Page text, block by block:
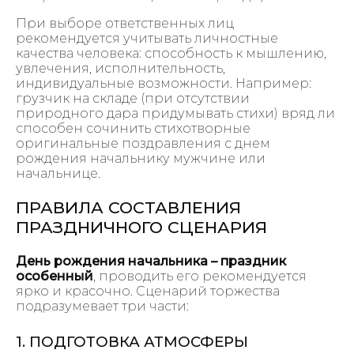
При выборе ответственных лиц
рекомендуется учитывать личностные
качества человека: способность к мышлению,
увлечения, исполнительность,
индивидуальные возможности. Например:
грузчик на складе (при отсутствии
природного дара придумывать стихи) вряд ли
способен сочинить стихотворные
оригинальные поздравления с днем
рождения начальнику мужчине или
начальнице.
ПРАВИЛА СОСТАВЛЕНИЯ
ПРАЗДНИЧНОГО СЦЕНАРИЯ
День рождения начальника – праздник
особенный , проводить его рекомендуется
ярко и красочно. Сценарий торжества
подразумевает три части:
1. ПОДГОТОВКА АТМОСФЕРЫ